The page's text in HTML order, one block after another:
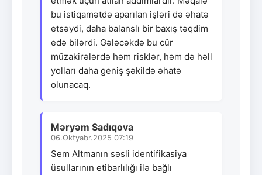
bu istiqamətdə aparılan işləri də əhatə
etsəydi, daha balanslı bir baxış təqdim
edə bilərdi. Gələcəkdə bu cür
müzakirələrdə həm risklər, həm də həll
yolları daha geniş şəkildə əhatə
olunacaq.
Məryəm Sadıqova
06.Oktyabr.2025 07:19
Sem Altmanın səsli identifikasiya
üsullarının etibarlılığı ilə bağlı